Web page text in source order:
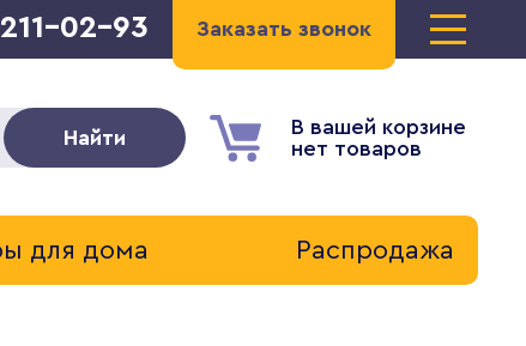
Заказать звонок
02-93
В вашей корзине
нет товаров
Найти
для дома Распродажа